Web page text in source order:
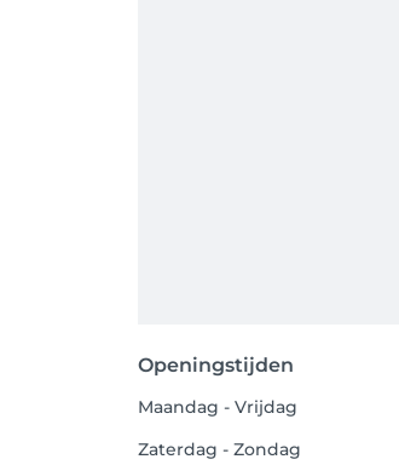
Openingstijden
Maandag - Vrijdag
Zaterdag - Zondag